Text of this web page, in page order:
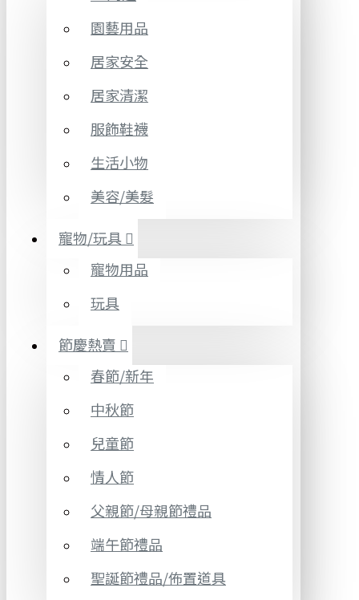
園藝用品
居家安全
居家清潔
服飾鞋襪
生活小物
美容/美髮
寵物/玩具
寵物用品
玩具
節慶熱賣
春節/新年
中秋節
兒童節
情人節
父親節/母親節禮品
端午節禮品
聖誕節禮品/佈置道具